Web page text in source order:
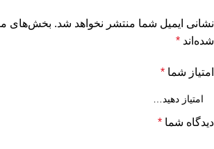
نشانی ایمیل شما منتشر نخواهد شد. بخش‌های
شده‌اند *
امتیاز شما *
دیدگاه شما *